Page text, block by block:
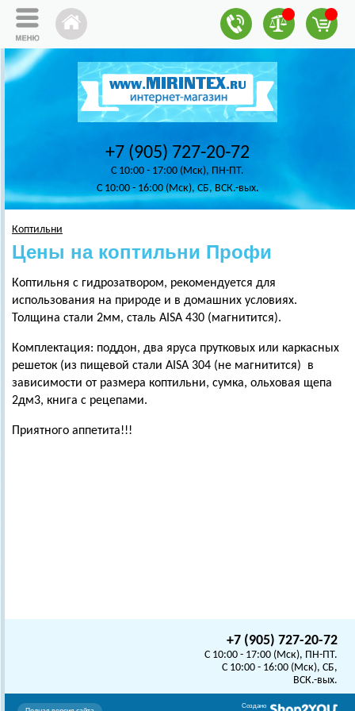
+7 (905) 727-20-72
C 10:00 - 17:00 (Мск), ПН-ПТ.
C 10:00 - 16:00 (Мск), СБ, ВСК.-вых.
Коптильни
Цены на коптильни Профи
Коптильня с гидрозатвором, рекомендуется для
использования на природе и в домашних условиях.
Толщина стали 2мм, сталь AISA 430 (магнитится).
Комплектация: поддон, два яруса прутковых или каркасных
решеток (из пищевой стали AISA 304 (не магнитится) в
зависимости от размера коптильни, сумка, ольховая щепа
2дм3, книга с рецепами.
Приятного аппетита!!!
+7 (905) 727-20-72
C 10:00 - 17:00 (Мск), ПН-ПТ.
C 10:00 - 16:00 (Мск), СБ,
ВСК.-вых.
Создано